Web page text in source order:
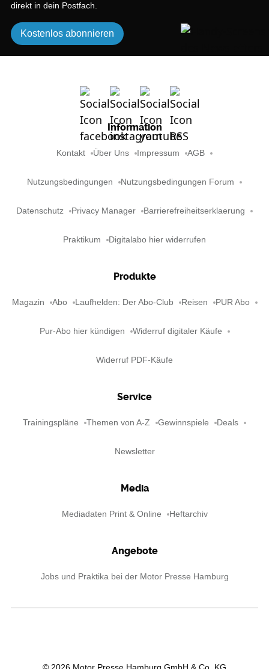
direkt in dein Postfach.
Kostenlos abonnieren
Information
Kontakt Über Uns Impressum AGB
Nutzungsbedingungen Nutzungsbedingungen Forum
Datenschutz Privacy Manager Barrierefreiheitserklaerung
Praktikum Digitalabo hier widerrufen
Produkte
Magazin Abo Laufhelden: Der Abo-Club Reisen PUR Abo
Pur-Abo hier kündigen Widerruf digitaler Käufe
Widerruf PDF-Käufe
Service
Trainingspläne Themen von A-Z Gewinnspiele Deals
Newsletter
Media
Mediadaten Print & Online Heftarchiv
Angebote
Jobs und Praktika bei der Motor Presse Hamburg